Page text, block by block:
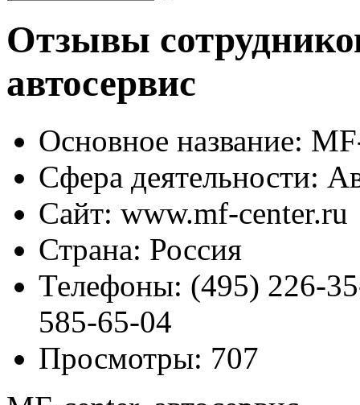
Отзывы
автосервис
Основное название:
Сфера деятельности:
Сайт: www.mf-center.ru
Страна: Россия
Телефоны: (495) 226-
585-65-04
Просмотры: 707